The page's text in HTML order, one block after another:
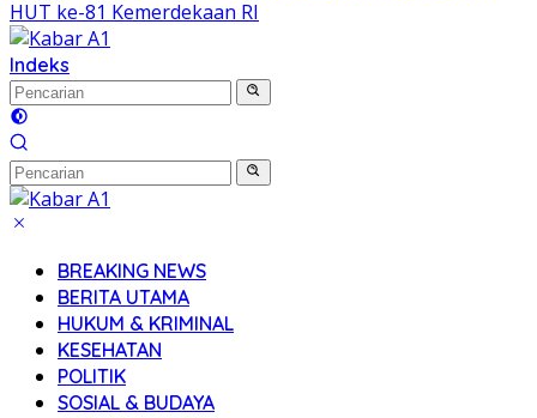
HUT ke-81 Kemerdekaan RI
Indeks
BREAKING NEWS
BERITA UTAMA
HUKUM & KRIMINAL
KESEHATAN
POLITIK
SOSIAL & BUDAYA